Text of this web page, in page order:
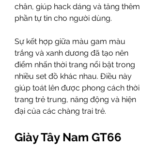
chân, giúp hack dáng và tăng thêm
phần tự tin cho người dùng.
Sự kết hợp giữa màu gam màu
trắng và xanh dương đã tạo nên
điểm nhấn thời trang nổi bật trong
nhiều set đồ khác nhau. Điều này
giúp toát lên được phong cách thời
trang trẻ trung, năng động và hiện
đại của các chàng trai trẻ.
Giày Tây Nam GT66